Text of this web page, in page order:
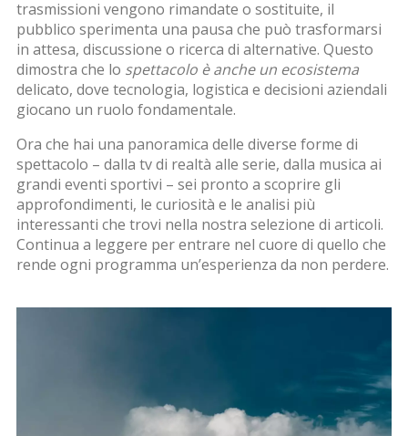
trasmissioni vengono rimandate o sostituite, il
pubblico sperimenta una pausa che può trasformarsi
in attesa, discussione o ricerca di alternative. Questo
dimostra che lo spettacolo è anche un ecosistema
delicato, dove tecnologia, logistica e decisioni aziendali
giocano un ruolo fondamentale.
Ora che hai una panoramica delle diverse forme di
spettacolo – dalla tv di realtà alle serie, dalla musica ai
grandi eventi sportivi – sei pronto a scoprire gli
approfondimenti, le curiosità e le analisi più
interessanti che trovi nella nostra selezione di articoli.
Continua a leggere per entrare nel cuore di quello che
rende ogni programma un’esperienza da non perdere.